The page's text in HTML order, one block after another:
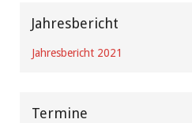
Jahresbericht
Jahresbericht 2021
Termine